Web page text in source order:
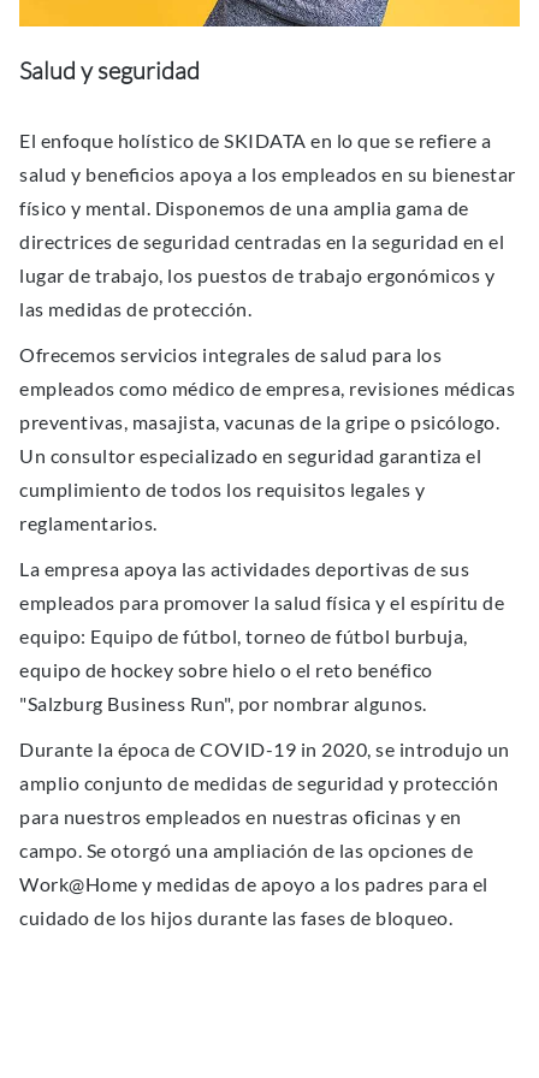
Salud y seguridad
El enfoque holístico de SKIDATA en lo que se refiere a
salud y beneﬁcios apoya a los empleados en su bienestar
físico y mental. Disponemos de una amplia gama de
directrices de seguridad centradas en la seguridad en el
lugar de trabajo, los puestos de trabajo ergonómicos y
las medidas de protección.
Ofrecemos servicios integrales de salud para los
empleados como médico de empresa, revisiones médicas
preventivas, masajista, vacunas de la gripe o psicólogo.
Un consultor especializado en seguridad garantiza el
cumplimiento de todos los requisitos legales y
reglamentarios.
La empresa apoya las actividades deportivas de sus
empleados para promover la salud física y el espíritu de
equipo: Equipo de fútbol, torneo de fútbol burbuja,
equipo de hockey sobre hielo o el reto benéfico
"Salzburg Business Run", por nombrar algunos.
Durante la época de COVID-19 in 2020, se introdujo un
amplio conjunto de medidas de seguridad y protección
para nuestros empleados en nuestras oficinas y en
campo. Se otorgó una ampliación de las opciones de
Work@Home y medidas de apoyo a los padres para el
cuidado de los hijos durante las fases de bloqueo.